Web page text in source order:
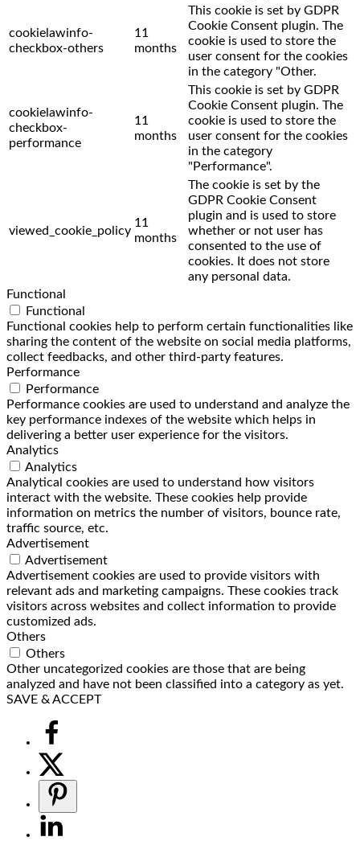
cookielawinfo-
checkbox-others
11
months
This cookie is set by GDPR
Cookie Consent plugin. The
cookie is used to store the
user consent for the cookies
in the category "Other.
cookielawinfo-
checkbox-
performance
11
months
This cookie is set by GDPR
Cookie Consent plugin. The
cookie is used to store the
user consent for the cookies
in the category
"Performance".
viewed_cookie_policy
11
months
The cookie is set by the
GDPR Cookie Consent
plugin and is used to store
whether or not user has
consented to the use of
cookies. It does not store
any personal data.
Functional
Functional
Functional cookies help to perform certain functionalities like
sharing the content of the website on social media platforms,
collect feedbacks, and other third-party features.
Performance
Performance
Performance cookies are used to understand and analyze the
key performance indexes of the website which helps in
delivering a better user experience for the visitors.
Analytics
Analytics
Analytical cookies are used to understand how visitors
interact with the website. These cookies help provide
information on metrics the number of visitors, bounce rate,
traffic source, etc.
Advertisement
Advertisement
Advertisement cookies are used to provide visitors with
relevant ads and marketing campaigns. These cookies track
visitors across websites and collect information to provide
customized ads.
Others
Others
Other uncategorized cookies are those that are being
analyzed and have not been classified into a category as yet.
SAVE & ACCEPT